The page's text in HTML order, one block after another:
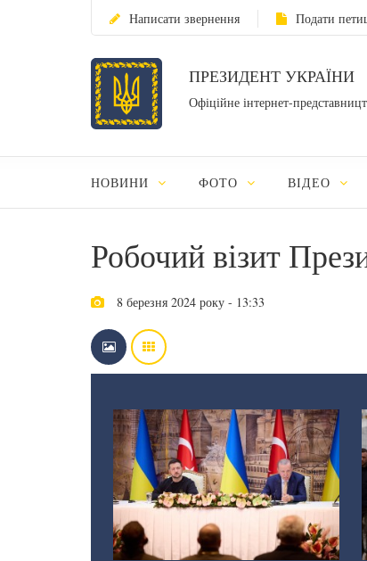
Написати звернення Подати
ПРЕЗИДЕНТ УКРАЇНИ
Офіційне інтернет-
НОВИНИ ФОТО ВІДЕО
Робочий візит
8 березня 2024 року - 13:33